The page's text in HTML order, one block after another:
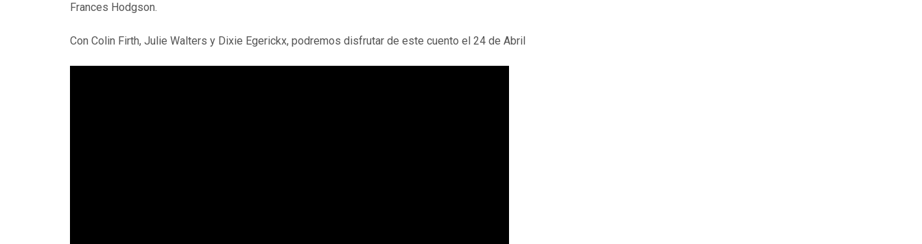
Frances Hodgson.
Con Colin Firth, Julie Walters y Dixie Egerickx, podremos disfrutar de este cuento el 24 de Abril